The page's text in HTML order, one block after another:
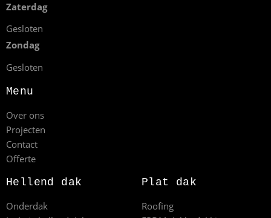
Zaterdag
Gesloten
Zondag
Gesloten
Menu
Over ons
Projecten
Contact
Offerte
Hellend dak
Onderdak
Plat dak
Roofing